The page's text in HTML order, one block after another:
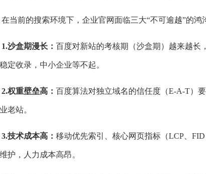
在当前的搜索环境下，企业官网面临三大“不可逾越”的鸿
1.沙盒期漫长： 百度对新站的考核期（沙盒期）越来越长
定收录，中小企业等不起。
2.权重壁垒高： 百度算法对独立域名的信任度（E-A-T）
老站。
3.技术成本高： 移动优先索引、核心网页指标（LCP、
护，人力成本高昂。
家号
网收录慢、排名低而焦虑？2026年
重平台，用“矩阵”代替“单站”。“
录了首页，